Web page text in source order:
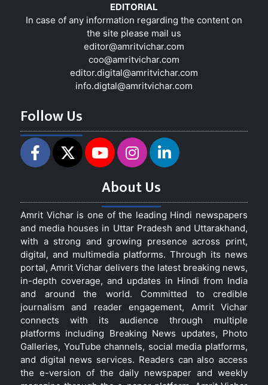
EDITORIAL
In case of any information regarding the content on
the site please mail us
editor@amritvichar.com
coo@amritvichar.com
editor.digital@amritvichar.com
info.digtal@amritvichar.com
Follow Us
About Us
Amrit Vichar is one of the leading Hindi newspapers
and media houses in Uttar Pradesh and Uttarakhand,
with a strong and growing presence across print,
digital, and multimedia platforms. Through its news
portal, Amrit Vichar delivers the latest breaking news,
in-depth coverage, and updates in Hindi from India
and around the world. Committed to credible
journalism and reader engagement, Amrit Vichar
connects with its audience through multiple
platforms including Breaking News updates, Photo
Galleries, YouTube channels, social media platforms,
and digital news services. Readers can also access
the e-version of the daily newspaper and weekly